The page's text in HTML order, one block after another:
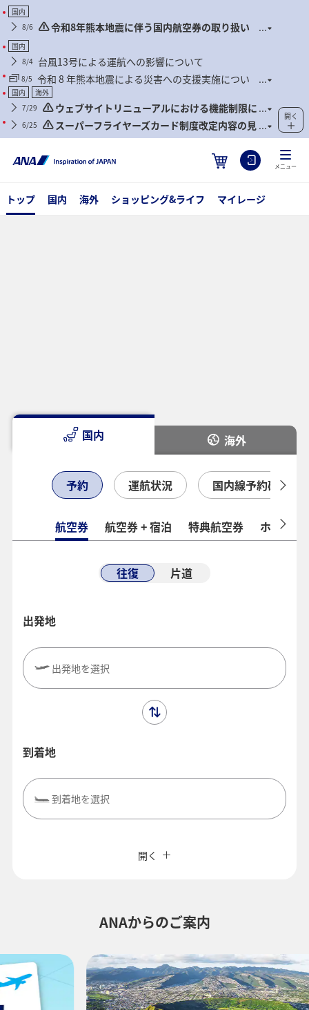
国内
8/6
令和8年熊本地震に伴う国内航空券の取り扱い
および臨時便について
国内
8/4 台風13号による運航への影響について
8/5 令和 8 年熊本地震による災害への支援実施につい
て
国内
海外
7/29
ウェブサイトリニューアルにおける機能制限に
ついて
6/25
スーパーフライヤーズカード制度改定内容の見
直しに関するご案内
開く
メニュー
トップ 国内 海外 ショッピング&ライフ マイレージ
国内 海外
予約 運航状況 国内線予約確認
航空券 航空券 + 宿泊 特典航空券 ホテル
往復 片道
出発地
出発地を選択
到着地
到着地を選択
時間帯指定なし
経由地および乗り継ぎ所要時間を追加する
往復で異なるクラスで検索開く
ANAからのご案内